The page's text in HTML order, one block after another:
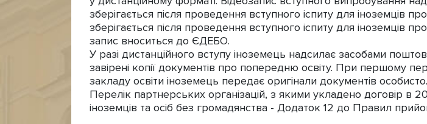
зберігається після проведення вступного іспиту для іноземців
зберігається після проведення вступного іспиту для іноземців
запис вноситься до ЄДЕБО.
У разі дистанційного вступу іноземець надсилає засобами
завірені копії документів про попередню освіту. При першому
закладу освіти іноземець передає оригінали документів особисто.
Перелік партнерських організацій, з якими укладено договір в
іноземців та осіб без громадянства - Додаток 12 до Правил